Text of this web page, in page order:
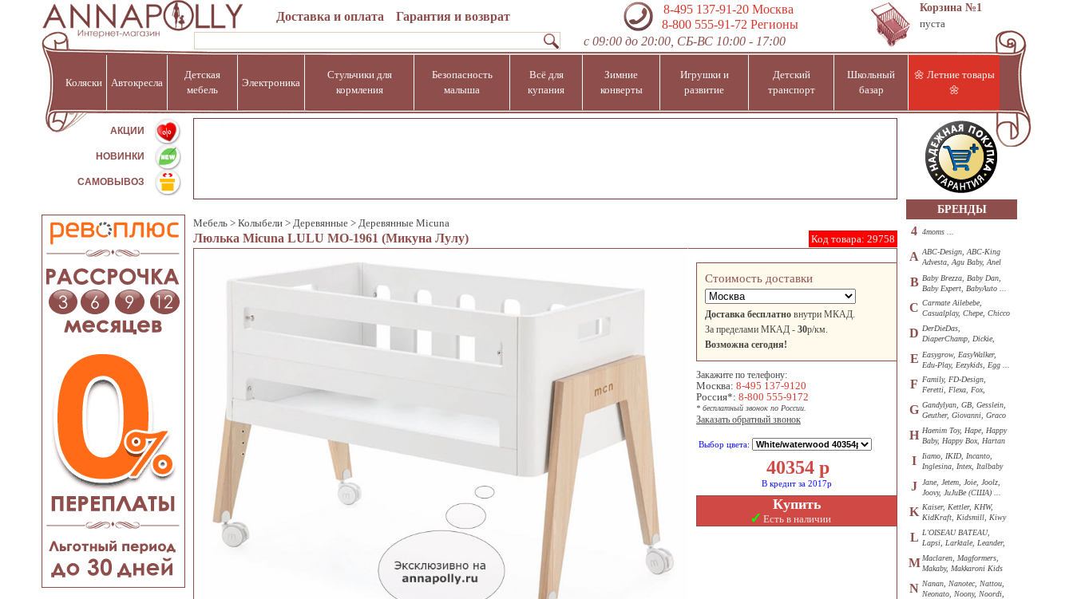
Доставка и оплата Гарантия и возврат
8-495 137-91-20Москва
8-800 555-91-72 Регионы
с 09:00 до 20:00, СБ-ВС 10:00 - 17:00
Корзина №1
пуста
Коляски Автокресла
Детская
мебель
Электроника
Стульчики для
кормления
Безопасность
малыша
Всё для
купания
Зимние
конверты
Игрушки и
развитие
Детский
транспорт
Школьный
базар
🌼 Летние товары
🌼
АКЦИИ %
НОВИНКИ
САМОВЫВОЗ
Мебель > Колыбели > Деревянные > Деревянные Micuna
Код товара: 29758
Люлька Micuna LULU МО-1961 (Микуна Лулу)
Стоимость доставки
Доставка бесплатно внутри МКАД.
За пределами МКАД - 30р/км.
Возможна сегодня!
Закажите по телефону:
Москва: 8-495 137-9120
Россия*: 8-800 555-9172
* бесплатный звонок по России.
Заказать обратный звонок
Выбор цвета:
40354 р
В кредит за 2017р
Купить
✓ Есть в наличии
БРЕНДЫ
4 4moms ...
A ABC-Design, ABC-King
Advesta, Agu Baby, Anel
B Baby Brezza, Baby Dan,
Baby Expert, BabyAuto ...
C Carmate Ailebebe,
Casualplay, Chepe, Chicco
D DerDieDas,
DiaperChamp, Dickie,
E Easygrow, EasyWalker,
Edu-Play, Eezykids, Egg ...
F
Family, FD-Design,
Feretti, Flexa, Fox,
G Gandylyan, GB, Gesslein,
Geuther, Giovanni, Graco
H Haenim Toy, Hape, Happy
Baby, Happy Box, Hartan
I
Iiamo, IKID, Incanto,
Inglesina, Intex, Italbaby
J
Jane, Jetem, Joie, Joolz,
Joovy, JuJuBe (США) ...
K Kaiser, Kettler, KHW,
KidKraft, Kidsmill, Kiwy
L L'OISEAU BATEAU,
Lapsi, Larktale, Leander,
M Maclaren, Magformers,
Makaby, Makkaroni Kids
N Nanan, Nanotec, Nattou,
Neonato, Noony, Noordi,